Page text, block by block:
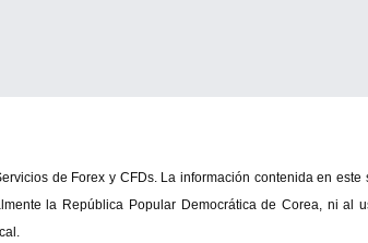
de Forex y CFDs. La información contenida en
la República Popular Democrática de Corea, ni